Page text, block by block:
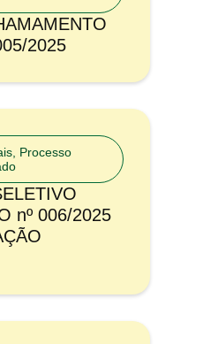
2025
Processo
nº 006/2025